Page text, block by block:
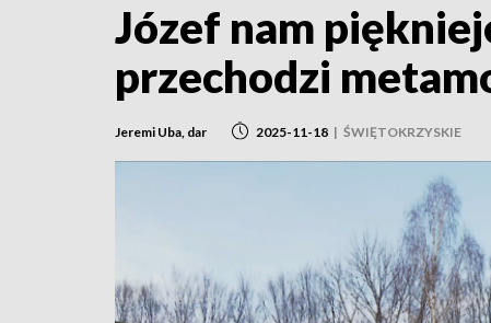
Józef nam
przechodzi
Jeremi Uba, dar 2025-11-18 | ŚWIĘTOKRZYSKIE